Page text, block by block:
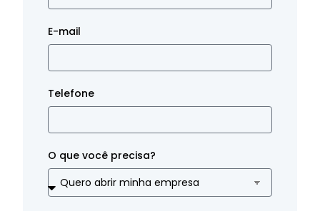
E-mail
Telefone
O que você precisa?